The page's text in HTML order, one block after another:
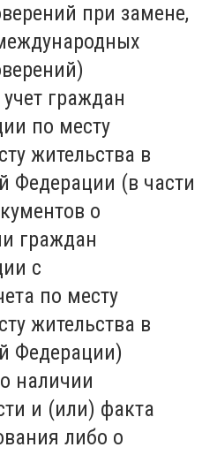
при замене,
граждан
по месту
жительства в
Федерации (в части
о
граждан
с
по месту
жительства в
Федерации)
наличии
и (или) факта
либо о